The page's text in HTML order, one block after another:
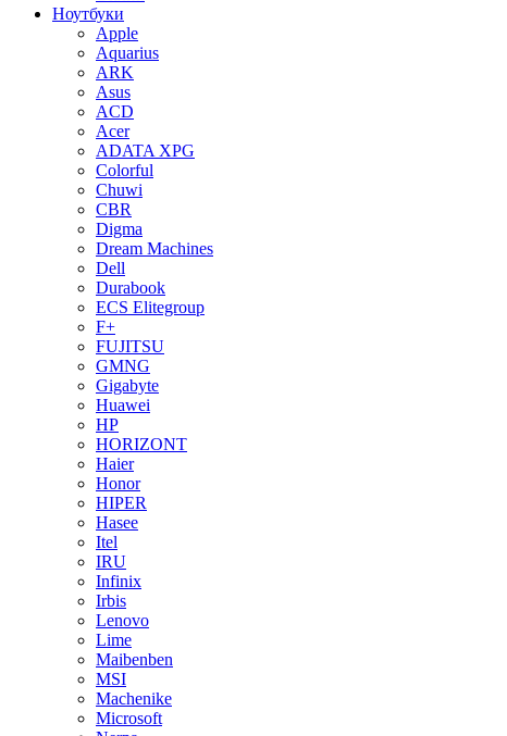
Ноутбуки
Apple
Aquarius
ARK
Asus
ACD
Acer
ADATA XPG
Colorful
Chuwi
CBR
Digma
Dream Machines
Dell
Durabook
ECS Elitegroup
F+
FUJITSU
GMNG
Gigabyte
Huawei
HP
HORIZONT
Haier
Honor
HIPER
Hasee
Itel
IRU
Infinix
Irbis
Lenovo
Lime
Maibenben
MSI
Machenike
Microsoft